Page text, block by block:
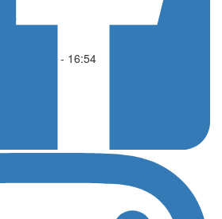
Luglio 2026 - 16:54